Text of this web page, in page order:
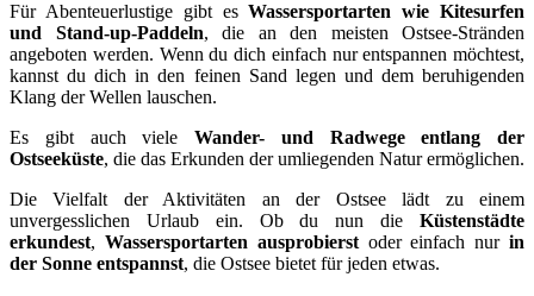
Für Abenteuerlustige gibt esWassersportarten wie Kitesurfen
und Stand-up-Paddeln, die an den meisten Ostsee-Stränden
angeboten werden. Wenn du dich einfach nur entspannen möchtest,
kannst du dich in den feinen Sand legen und dem beruhigenden
Klang der Wellen lauschen.
Es gibt auch viele Wander- und Radwege entlang der
Ostseeküste, die das Erkunden der umliegenden Natur ermöglichen.
Die Vielfalt der Aktivitäten an der Ostsee lädt zu einem
unvergesslichen Urlaub ein. Ob du nun die Küstenstädte
erkundest, Wassersportarten ausprobierstoder einfach nurin
der Sonne entspannst, die Ostsee bietet für jeden etwas.